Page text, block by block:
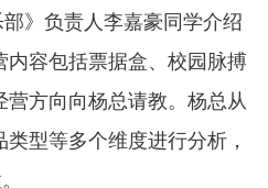
》负责人李嘉豪同学介绍
内容包括票据盒、校园脉搏
方向向杨总请教。杨总从
型等多个维度进行分析，